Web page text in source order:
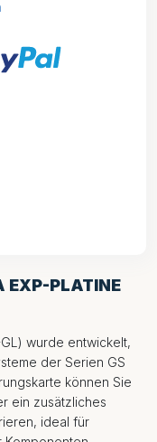
EXP-PLATINE
wurde entwickelt,
der Serien GS
können Sie
ein zusätzliches
ideal für